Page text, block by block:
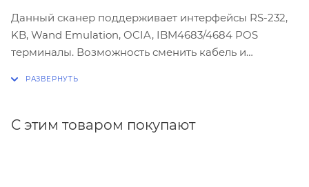
Данный сканер поддерживает интерфейсы RS-232,
KB, Wand Emulation, OCIA, IBM4683/4684 POS
терминалы. Возможность сменить кабель и
приложениям.
С этим товаром покупают